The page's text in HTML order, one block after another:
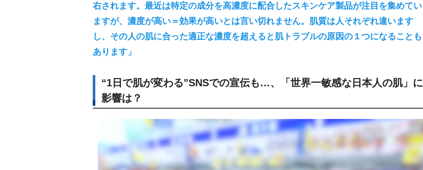
右されます。最近は特定の成分を高濃度に配合したスキンケア製品が注目を集めてい
ますが、濃度が高い＝効果が高いとは言い切れません。肌質は人それぞれ違います
し、その人の肌に合った適正な濃度を超えると肌トラブルの原因の１つになることも
あります」
“1日で肌が変わる”SNSでの宣伝も…、「世界一敏感な日本人の肌」に
影響は？